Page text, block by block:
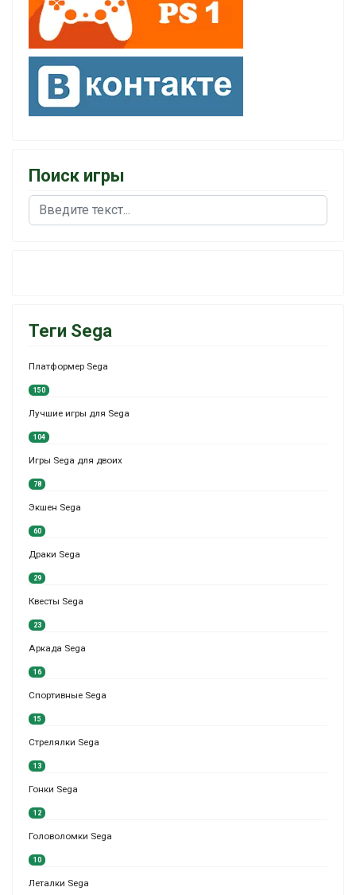
Поиск игры
Поиск
Теги Sega
Платформер Sega
150
Лучшие игры для Sega
104
Игры Sega для двоих
78
Экшен Sega
60
Драки Sega
29
Квесты Sega
23
Аркада Sega
16
Спортивные Sega
15
Стрелялки Sega
13
Гонки Sega
12
Головоломки Sega
10
Леталки Sega